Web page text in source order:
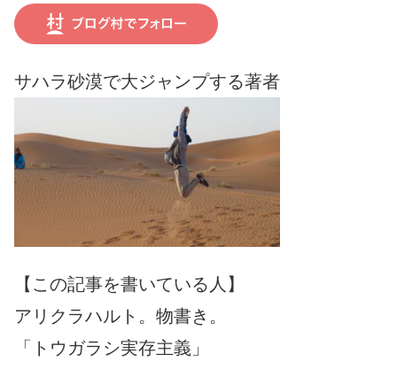
サハラ砂漠で大ジャンプする著者
【この記事を書いている人】
アリクラハルト。物書き。
「トウガラシ実存主義」